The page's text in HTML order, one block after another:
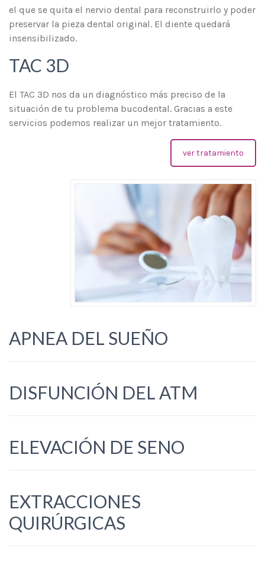
el que se quita el nervio dental para reconstruirlo y poder
preservar la pieza dental original. El diente quedará
insensibilizado.
TAC 3D
El TAC 3D nos da un diagnóstico más preciso de la
situación de tu problema bucodental. Gracias a este
servicios podemos realizar un mejor tratamiento.
ver tratamiento
APNEA DEL SUEÑO
DISFUNCIÓN DEL ATM
ELEVACIÓN DE SENO
EXTRACCIONES
QUIRÚRGICAS